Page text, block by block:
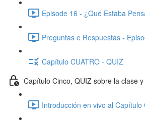
Episode 16 - ¿Qué Estaba
Preguntas e Respuestas -
Capítulo CUATRO - QUIZ
Capítulo Cinco, QUIZ sobre la clase
Introducción en vivo al Capítulo